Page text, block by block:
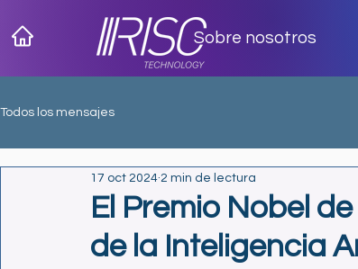
Sobre nosotros
Todos los mensajes
El Premio Nobel
de la Inteligencia
17 oct 2024 2 min de lectura